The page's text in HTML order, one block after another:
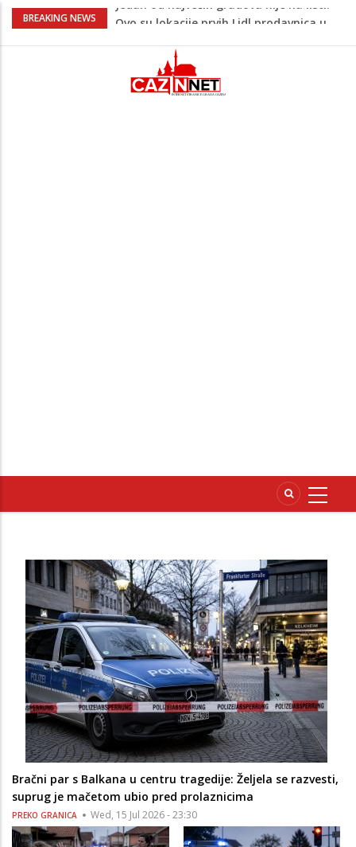
BREAKING NEWS
Na Ahiret preselio ŠUPUK (Refik) ŠEFIK
obilježavanja godišnjice: "Doživjela sam
poniženje na mjestu gdje se odaje
počast mom sinu"
Bračni par s Balkana u centru tragedije: Željela se razvesti,
suprug je mačetom ubio pred prolaznicima
PREKO GRANICA Wed, 15 Jul 2026 - 23:30